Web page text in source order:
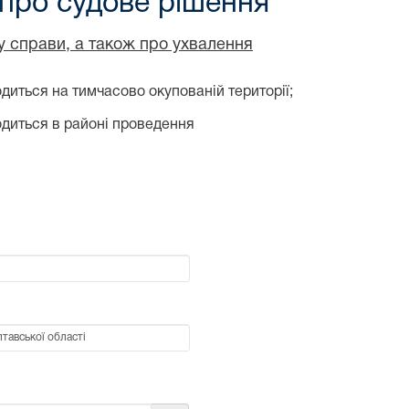
справи, а також про ухвалення
на тимчасово окупованій території;
в районі проведення